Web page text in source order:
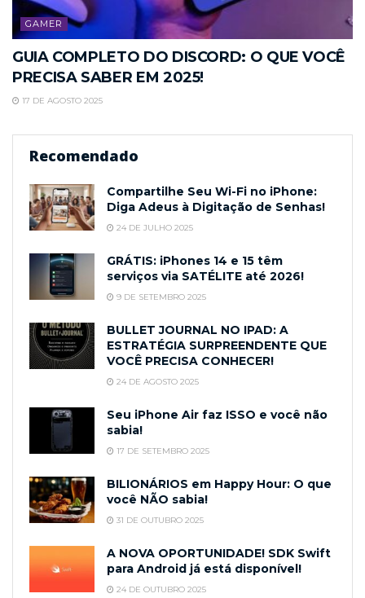
GAMER
GUIA COMPLETO DO DISCORD: O QUE VOCÊ
PRECISA SABER EM 2025!
17 DE AGOSTO 2025
Recomendado
Compartilhe Seu Wi-Fi no iPhone:
Diga Adeus à Digitação de Senhas!
24 DE JULHO 2025
GRÁTIS: iPhones 14 e 15 têm
serviços via SATÉLITE até 2026!
9 DE SETEMBRO 2025
BULLET JOURNAL NO IPAD: A
ESTRATÉGIA SURPREENDENTE QUE
VOCÊ PRECISA CONHECER!
24 DE AGOSTO 2025
Seu iPhone Air faz ISSO e você não
sabia!
17 DE SETEMBRO 2025
BILIONÁRIOS em Happy Hour: O que
você NÃO sabia!
31 DE OUTUBRO 2025
A NOVA OPORTUNIDADE! SDK Swift
para Android já está disponível!
24 DE OUTUBRO 2025